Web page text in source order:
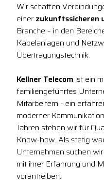
Wir schaffen
einer zukunftssicheren
Branche – in den
Kabelanlagen und
Übertragungstechnik.
Kellner Telecom ist ein
familiengeführtes
Mitarbeitern - ein
moderner
Jahren stehen wir für
Know-how. Als stetig
Unternehmen suchen
mit ihrer Erfahrung und
vorantreiben.